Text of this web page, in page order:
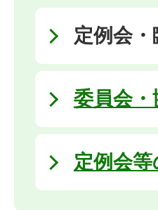
定例会
委員会・
定例会